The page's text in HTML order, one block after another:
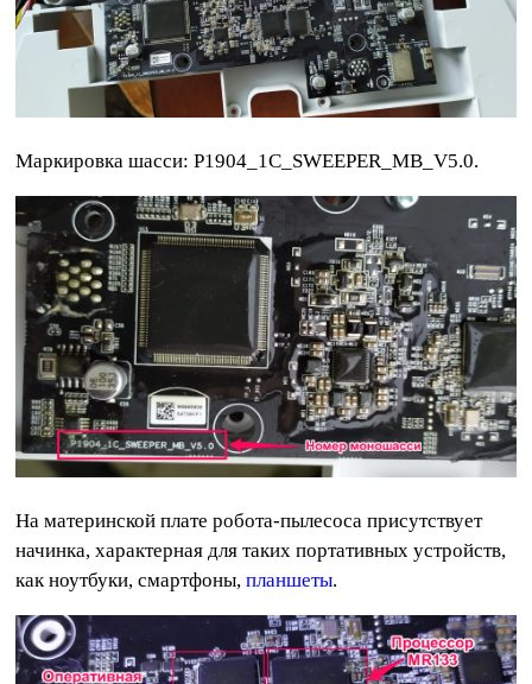
Маркировка шасси: P1904_1C_SWEEPER_MB_V5.0.
На материнской плате робота-пылесоса присутствует
начинка, характерная для таких портативных устройств,
как ноутбуки, смартфоны,планшеты.